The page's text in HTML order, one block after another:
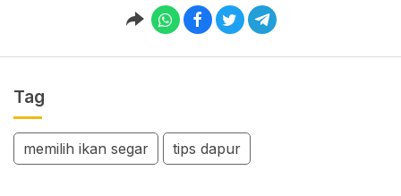
Tag
memilih ikan segar tips dapur